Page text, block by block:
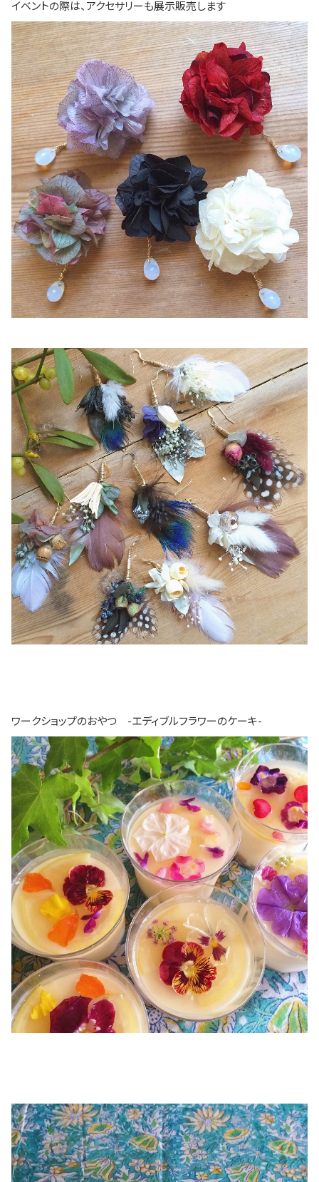
イベントの際は、アクセサリーも展示販売します
ワークショップのおやつ -エディブルフラワーのケーキ-